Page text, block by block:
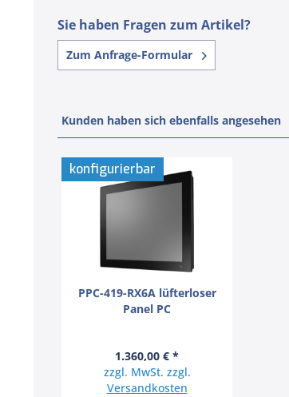
Sie haben Fragen zum Artikel?
Zum Anfrage-Formular
Kunden haben sich ebenfalls angesehen
konfigurierbar
PPC-419-RX6A lüfterloser
Panel PC
1.360,00 € *
zzgl. MwSt. zzgl.
Versandkosten